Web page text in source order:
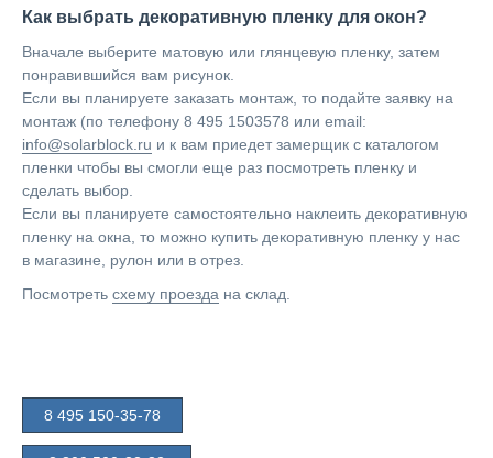
Как выбрать декоративную пленку для окон?
Вначале выберите матовую или глянцевую пленку, затем
понравившийся вам рисунок.
Если вы планируете заказать монтаж, то подайте заявку на
монтаж (по телефону 8 495 1503578 или email:
info@solarblock.ru и к вам приедет замерщик с каталогом
пленки чтобы вы смогли еще раз посмотреть пленку и
сделать выбор.
Если вы планируете самостоятельно наклеить декоративную
пленку на окна, то можно купить декоративную пленку у нас
в магазине, рулон или в отрез.
Посмотреть схему проезда на склад.
8 495 150-35-78